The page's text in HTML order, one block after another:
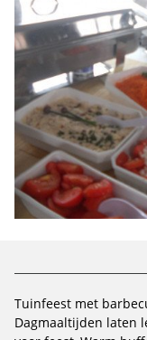
Tuinfeest met
Dagmaaltijden laten